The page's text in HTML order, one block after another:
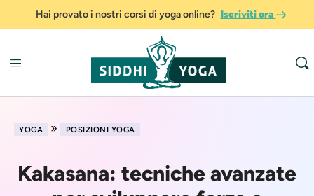
Hai provato i nostri corsi di yoga online? Iscriviti ora
YOGA » POSIZIONI YOGA
Kakasana: tecniche avanzate